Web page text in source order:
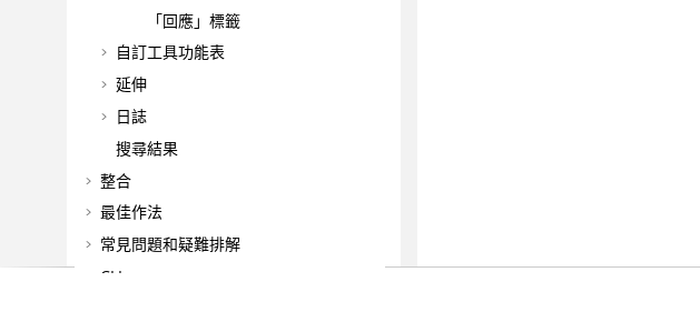
「回應」標籤
自訂工具功能表
延伸
日誌
搜尋結果
整合
最佳作法
常見問題和疑難排解
CLI